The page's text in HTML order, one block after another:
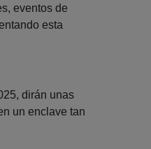
eventos de
esta
dirán unas
un enclave tan